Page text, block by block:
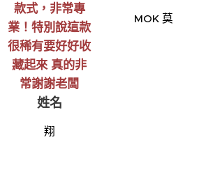
款式，非常專
業！特別說這款
很稀有要好好收
藏起來 真的非
常謝謝老闆
姓名
翔
MOK 莫